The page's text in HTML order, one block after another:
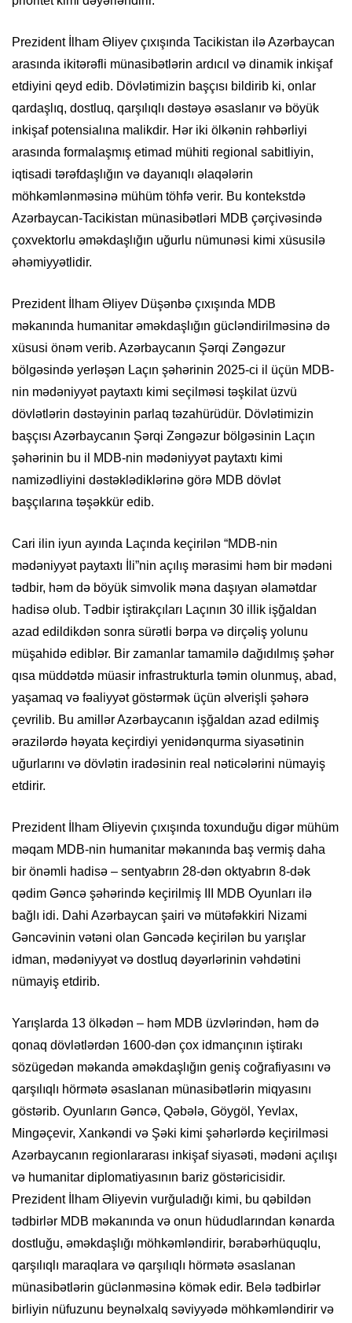
Prezident İlham Əliyev çıxışında Tacikistan ilə Azərbaycan
arasında ikitərəfli münasibətlərin ardıcıl və dinamik inkişaf
etdiyini qeyd edib. Dövlətimizin başçısı bildirib ki, onlar
qardaşlıq, dostluq, qarşılıqlı dəstəyə əsaslanır və böyük
inkişaf potensialına malikdir. Hər iki ölkənin rəhbərliyi
arasında formalaşmış etimad mühiti regional sabitliyin,
iqtisadi tərəfdaşlığın və dayanıqlı əlaqələrin
möhkəmlənməsinə mühüm töhfə verir. Bu kontekstdə
Azərbaycan-Tacikistan münasibətləri MDB çərçivəsində
çoxvektorlu əməkdaşlığın uğurlu nümunəsi kimi xüsusilə
əhəmiyyətlidir.
Prezident İlham Əliyev Düşənbə çıxışında MDB
məkanında humanitar əməkdaşlığın gücləndirilməsinə də
xüsusi önəm verib. Azərbaycanın Şərqi Zəngəzur
bölgəsində yerləşən Laçın şəhərinin 2025-ci il üçün MDB-
nin mədəniyyət paytaxtı kimi seçilməsi təşkilat üzvü
dövlətlərin dəstəyinin parlaq təzahürüdür. Dövlətimizin
başçısı Azərbaycanın Şərqi Zəngəzur bölgəsinin Laçın
şəhərinin bu il MDB-nin mədəniyyət paytaxtı kimi
namizədliyini dəstəklədiklərinə görə MDB dövlət
başçılarına təşəkkür edib.
Cari ilin iyun ayında Laçında keçirilən “MDB-nin
mədəniyyət paytaxtı İli”nin açılış mərasimi həm bir mədəni
tədbir, həm də böyük simvolik məna daşıyan əlamətdar
hadisə olub. Tədbir iştirakçıları Laçının 30 illik işğaldan
azad edildikdən sonra sürətli bərpa və dirçəliş yolunu
müşahidə ediblər. Bir zamanlar tamamilə dağıdılmış şəhər
qısa müddətdə müasir infrastrukturla təmin olunmuş, abad,
yaşamaq və fəaliyyət göstərmək üçün əlverişli şəhərə
çevrilib. Bu amillər Azərbaycanın işğaldan azad edilmiş
ərazilərdə həyata keçirdiyi yenidənqurma siyasətinin
uğurlarını və dövlətin iradəsinin real nəticələrini nümayiş
etdirir.
Prezident İlham Əliyevin çıxışında toxunduğu digər mühüm
məqam MDB-nin humanitar məkanında baş vermiş daha
bir önəmli hadisə – sentyabrın 28-dən oktyabrın 8-dək
qədim Gəncə şəhərində keçirilmiş III MDB Oyunları ilə
bağlı idi. Dahi Azərbaycan şairi və mütəfəkkiri Nizami
Gəncəvinin vətəni olan Gəncədə keçirilən bu yarışlar
idman, mədəniyyət və dostluq dəyərlərinin vəhdətini
nümayiş etdirib.
Yarışlarda 13 ölkədən – həm MDB üzvlərindən, həm də
qonaq dövlətlərdən 1600-dən çox idmançının iştirakı
sözügedən məkanda əməkdaşlığın geniş coğrafiyasını və
qarşılıqlı hörmətə əsaslanan münasibətlərin miqyasını
göstərib. Oyunların Gəncə, Qəbələ, Göygöl, Yevlax,
Mingəçevir, Xankəndi və Şəki kimi şəhərlərdə keçirilməsi
Azərbaycanın regionlararası inkişaf siyasəti, mədəni açılışı
və humanitar diplomatiyasının bariz göstəricisidir.
Prezident İlham Əliyevin vurğuladığı kimi, bu qəbildən
tədbirlər MDB məkanında və onun hüdudlarından kənarda
dostluğu, əməkdaşlığı möhkəmləndirir, bərabərhüquqlu,
qarşılıqlı maraqlara və qarşılıqlı hörmətə əsaslanan
münasibətlərin güclənməsinə kömək edir. Belə tədbirlər
birliyin nüfuzunu beynəlxalq səviyyədə möhkəmləndirir və